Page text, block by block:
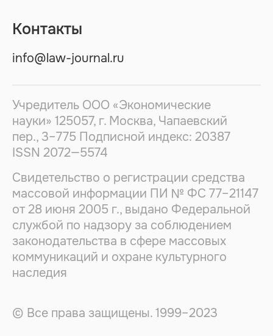
Контакты
info@law-journal.ru
Учредитель ООО «Экономические
науки» 125057, г. Москва, Чапаевский
пер., 3–775 Подписной индекс: 20387
ISSN 2072—5574
Свидетельство о регистрации средства
массовой информации ПИ № ФС 77–21147
от 28 июня 2005 г., выдано Федеральной
службой по надзору за соблюдением
законодательства в сфере массовых
коммуникаций и охране культурного
наследия
© Все права защищены. 1999–2023